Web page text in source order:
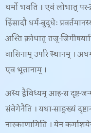
धर्मो भवति । एवं लोभात् पर-
हिंसादौ धर्म-बुद्धेः
अस्ति क्रोधात् तज्-
वासिनाम् उपरि स्थानम् ।
एव भूतानाम् ।
अस्य द्वैविध्यम् आह-स दृष्ट-
संवेगेनैति । यथा-साङ्ख्यं
नारकाणामिति । येन